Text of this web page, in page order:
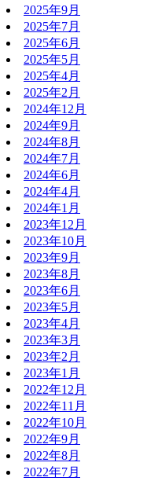
2025年9月
2025年7月
2025年6月
2025年5月
2025年4月
2025年2月
2024年12月
2024年9月
2024年8月
2024年7月
2024年6月
2024年4月
2024年1月
2023年12月
2023年10月
2023年9月
2023年8月
2023年6月
2023年5月
2023年4月
2023年3月
2023年2月
2023年1月
2022年12月
2022年11月
2022年10月
2022年9月
2022年8月
2022年7月